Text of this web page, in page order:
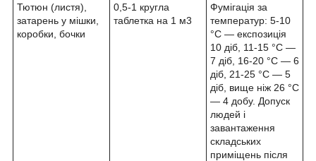
Тютюн (листя),
затарень у мішки,
коробки, бочки
0,5-1 кругла
таблетка на 1 м3
Фумігація за
температур: 5-10
°C — експозиція
10 діб, 11-15 °C —
7 діб, 16-20 °C — 6
діб, 21-25 °C — 5
діб, вище ніж 26 °C
— 4 добу. Допуск
людей і
завантаження
складських
приміщень після